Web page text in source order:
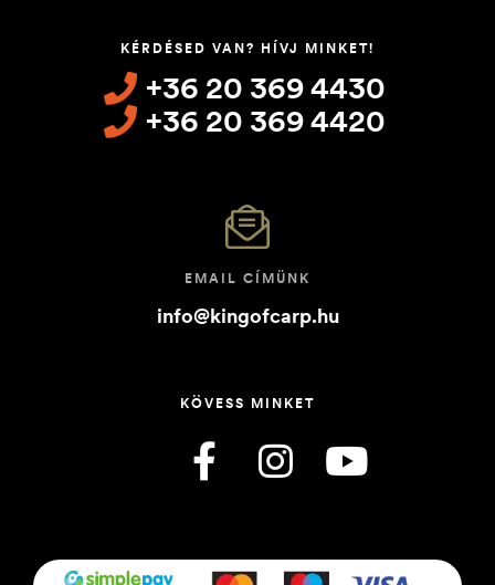
KÉRDÉSED VAN? HÍVJ MINKET!
+36 20 369 4430
+36 20 369 4420
EMAIL CÍMÜNK
info@kingofcarp.hu
KÖVESS MINKET